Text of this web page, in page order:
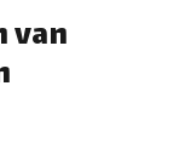
van